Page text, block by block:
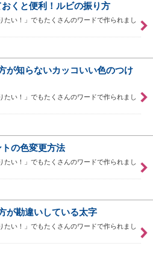
おくと便利！ルビの振り方
たい！」でもたくさんのワードで作られまし
が知らないカッコいい色のつけ
たい！」でもたくさんのワードで作られまし
トの色変更方法
たい！」でもたくさんのワードで作られまし
が勘違いしている太字
たい！」でもたくさんのワードで作られまし